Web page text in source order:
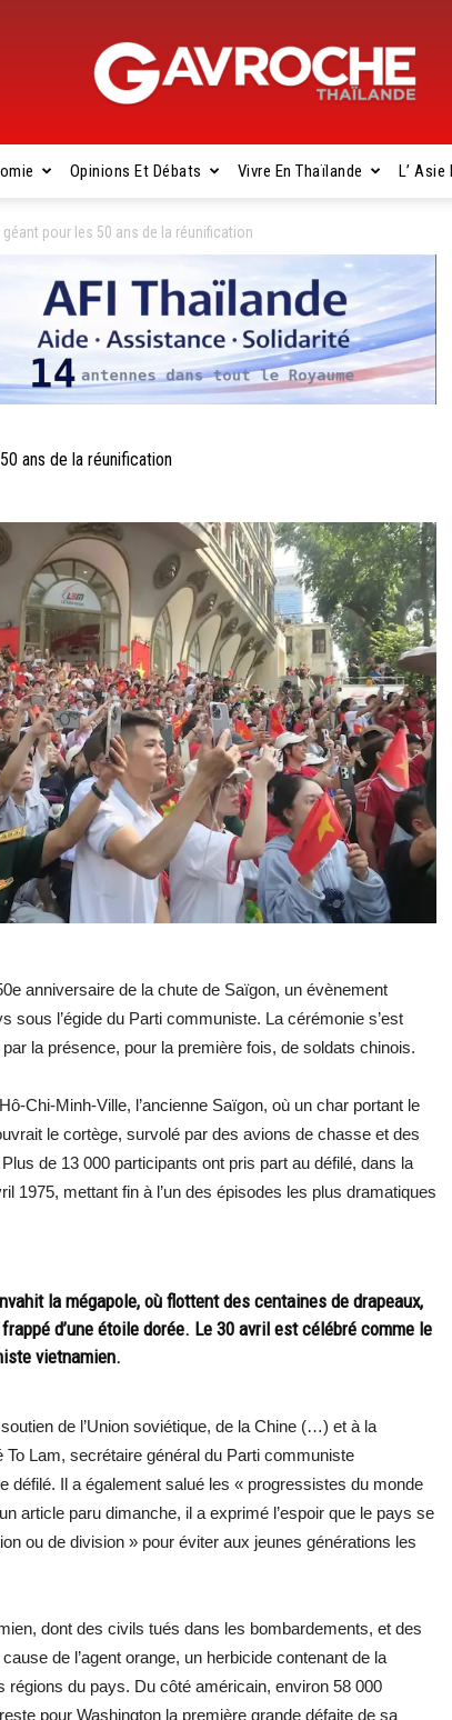
Gavroche
Thaïlande
Opinions Et Débats Vivre En Thaïlande L’ Asie
géant pour les 50 ans de la réunification
ans de la réunification
anniversaire de la chute de Saïgon, un évènement
sous l’égide du Parti communiste. La cérémonie s’est
la présence, pour la première fois, de soldats chinois.
Chi-Minh-Ville, l’ancienne Saïgon, où un char portant le
le cortège, survolé par des avions de chasse et des
de 13 000 participants ont pris part au défilé, dans la
1975, mettant fin à l’un des épisodes les plus dramatiques
la mégapole, où flottent des centaines de drapeaux,
d’une étoile dorée. Le 30 avril est célébré comme le
vietnamien.
de l’Union soviétique, de la Chine (…) et à la
Lam, secrétaire général du Parti communiste
défilé. Il a également salué les « progressistes du monde
article paru dimanche, il a exprimé l’espoir que le pays se
ou de division » pour éviter aux jeunes générations les
dont des civils tués dans les bombardements, et des
de l’agent orange, un herbicide contenant de la
du pays. Du côté américain, environ 58 000
pour Washington la première grande défaite de sa